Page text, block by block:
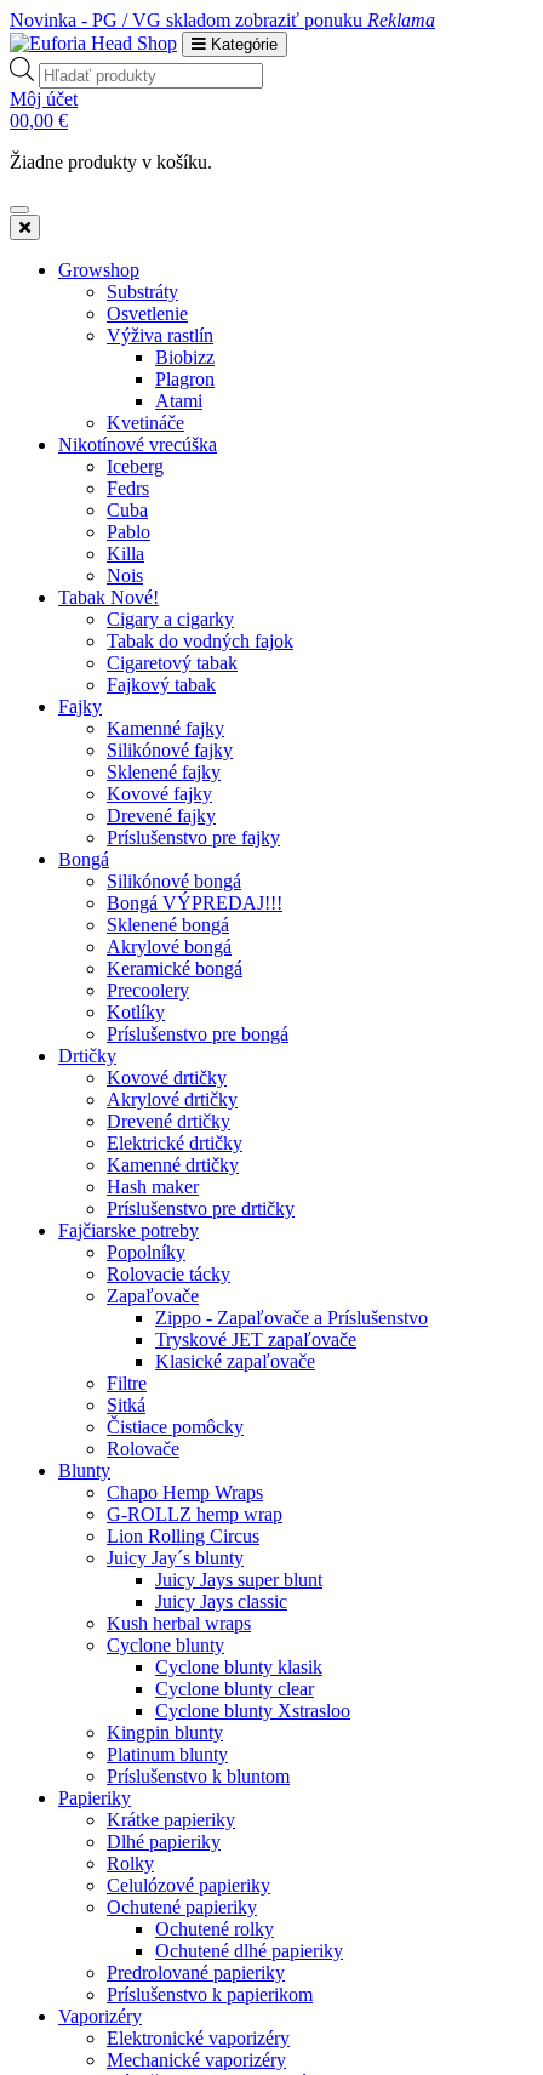
Novinka - PG / VG skladom zobraziť ponuku Reklama
Kategórie
Products
search
Môj účet
00,00 €
Žiadne produkty v košíku.
Growshop
Substráty
Osvetlenie
Výživa rastlín
Biobizz
Plagron
Atami
Kvetináče
Nikotínové vrecúška
Iceberg
Fedrs
Cuba
Pablo
Killa
Nois
Tabak Nové!
Cigary a cigarky
Tabak do vodných fajok
Cigaretový tabak
Fajkový tabak
Fajky
Kamenné fajky
Silikónové fajky
Sklenené fajky
Kovové fajky
Drevené fajky
Príslušenstvo pre fajky
Bongá
Silikónové bongá
Bongá VÝPREDAJ!!!
Sklenené bongá
Akrylové bongá
Keramické bongá
Precoolery
Kotlíky
Príslušenstvo pre bongá
Drtičky
Kovové drtičky
Akrylové drtičky
Drevené drtičky
Elektrické drtičky
Kamenné drtičky
Hash maker
Príslušenstvo pre drtičky
Fajčiarske potreby
Popolníky
Rolovacie tácky
Zapaľovače
Zippo - Zapaľovače a Príslušenstvo
Tryskové JET zapaľovače
Klasické zapaľovače
Filtre
Sitká
Čistiace pomôcky
Rolovače
Blunty
Chapo Hemp Wraps
G-ROLLZ hemp wrap
Lion Rolling Circus
Juicy Jay´s blunty
Juicy Jays super blunt
Juicy Jays classic
Kush herbal wraps
Cyclone blunty
Cyclone blunty klasik
Cyclone blunty clear
Cyclone blunty Xstrasloo
Kingpin blunty
Platinum blunty
Príslušenstvo k bluntom
Papieriky
Krátke papieriky
Dlhé papieriky
Rolky
Celulózové papieriky
Ochutené papieriky
Ochutené rolky
Ochutené dlhé papieriky
Predrolované papieriky
Príslušenstvo k papierikom
Vaporizéry
Elektronické vaporizéry
Mechanické vaporizéry